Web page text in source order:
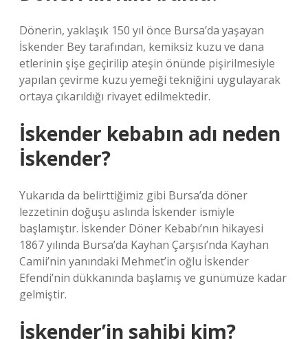
Dönerin, yaklaşık 150 yıl önce Bursa’da yaşayan
İskender Bey tarafından, kemiksiz kuzu ve dana
etlerinin şişe geçirilip ateşin önünde pişirilmesiyle
yapılan çevirme kuzu yemeği tekniğini uygulayarak
ortaya çıkarıldığı rivayet edilmektedir.
İskender kebabın adı neden
İskender?
Yukarıda da belirttiğimiz gibi Bursa’da döner
lezzetinin doğuşu aslında İskender ismiyle
başlamıştır. İskender Döner Kebabı’nın hikayesi
1867 yılında Bursa’da Kayhan Çarşısı’nda Kayhan
Camii’nin yanındaki Mehmet’in oğlu İskender
Efendi’nin dükkanında başlamış ve günümüze kadar
gelmiştir.
İskender’in sahibi kim?